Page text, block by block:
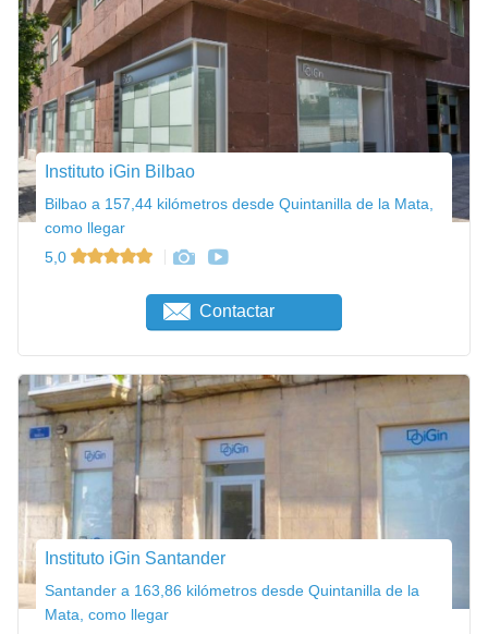
Instituto iGin Bilbao
Bilbao a 157,44 kilómetros desde Quintanilla de la Mata,
como llegar
5,0
Contactar
Instituto iGin Santander
Santander a 163,86 kilómetros desde Quintanilla de la
Mata, como llegar